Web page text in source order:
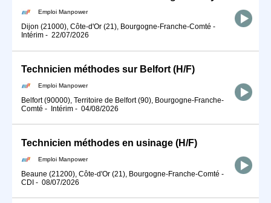
Emploi Manpower
Dijon (21000), Côte-d'Or (21), Bourgogne-Franche-Comté -
Intérim - 22/07/2026
Technicien méthodes sur Belfort (H/F)
Emploi Manpower
Belfort (90000), Territoire de Belfort (90), Bourgogne-Franche-
Comté - Intérim - 04/08/2026
Technicien méthodes en usinage (H/F)
Emploi Manpower
Beaune (21200), Côte-d'Or (21), Bourgogne-Franche-Comté -
CDI - 08/07/2026